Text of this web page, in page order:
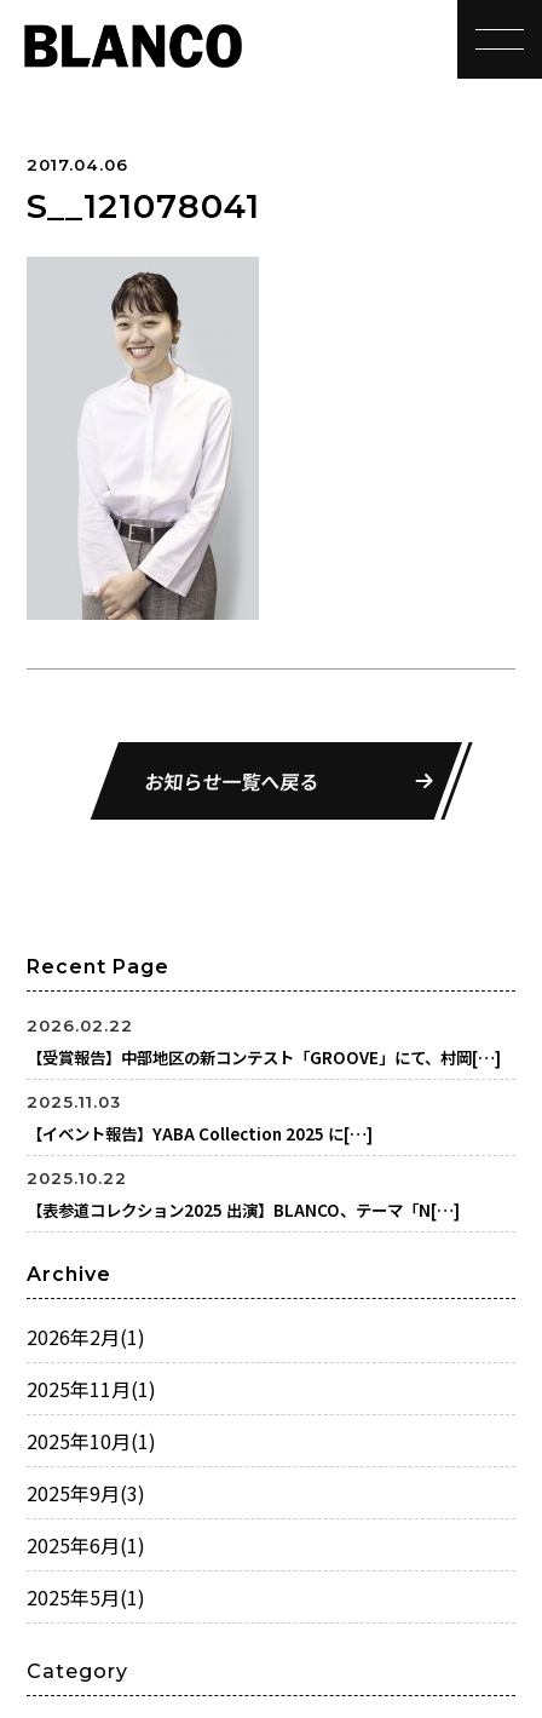
2017.04.06
S__121078041
お知らせ一覧へ戻る
Recent Page
2026.02.22
【受賞報告】中部地区の新コンテスト「GROOVE」にて、村岡[…]
2025.11.03
【イベント報告】YABA Collection 2025 に[…]
2025.10.22
【表参道コレクション2025 出演】BLANCO、テーマ「N[…]
Archive
2026年2月(1)
2025年11月(1)
2025年10月(1)
2025年9月(3)
2025年6月(1)
2025年5月(1)
Category